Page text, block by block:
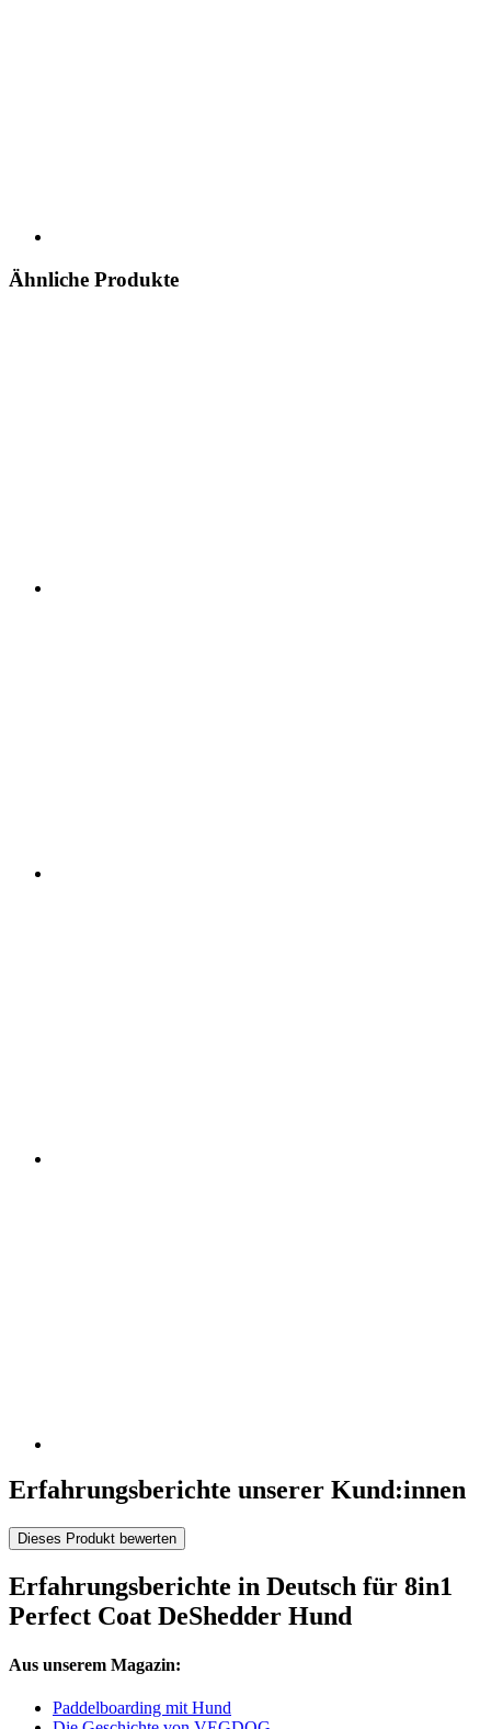
Ähnliche Produkte
Erfahrungsberichte unserer Kund:innen
Dieses Produkt bewerten
Erfahrungsberichte in Deutsch für 8in1
Perfect Coat DeShedder Hund
Aus unserem Magazin:
Paddelboarding mit Hund